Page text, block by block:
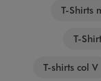
T-Shirts
T-
T-shirts col V